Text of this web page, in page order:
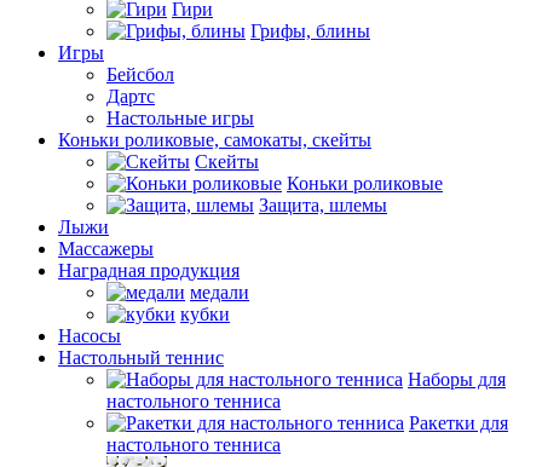
Гири
Грифы, блины
Игры
Бейсбол
Дартс
Настольные игры
Коньки роликовые, самокаты, скейты
Скейты
Коньки роликовые
Защита, шлемы
Лыжи
Массажеры
Наградная продукция
медали
кубки
Насосы
Настольный теннис
Наборы для
настольного тенниса
Ракетки для
настольного тенниса